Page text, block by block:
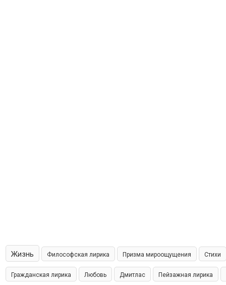
Жизнь Философская лирика Призма мироощущения Стихи
Гражданская лирика Любовь Дмитлас Пейзажная лирика